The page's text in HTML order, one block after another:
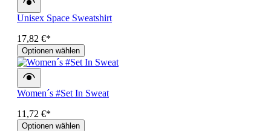
Unisex Space Sweatshirt
17,82 €*
Optionen wählen
Women´s #Set In Sweat
11,72 €*
Optionen wählen